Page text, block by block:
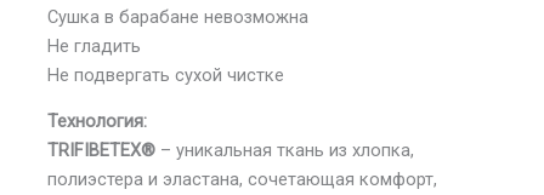
Сушка в барабане невозможна
Не гладить
Не подвергать сухой чистке
Технология:
TRIFIBETEX®– уникальная ткань из хлопка,
полиэстера и эластана, сочетающая комфорт,